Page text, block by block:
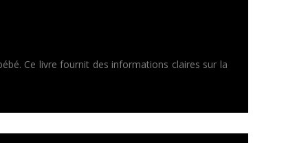
Ce livre fournit des informations claires sur la